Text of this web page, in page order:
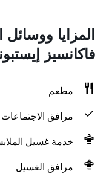
المزايا ووسائل
فاكانسيز
مطعم
مرافق الاجتماعات
خدمة غسيل
مرافق الغسيل